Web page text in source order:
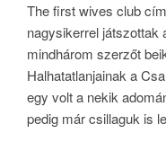
The first wives club
nagysikerrel játszottak
mindhárom szerzőt
Halhatatlanjainak a
egy volt a nekik
pedig már csillaguk is